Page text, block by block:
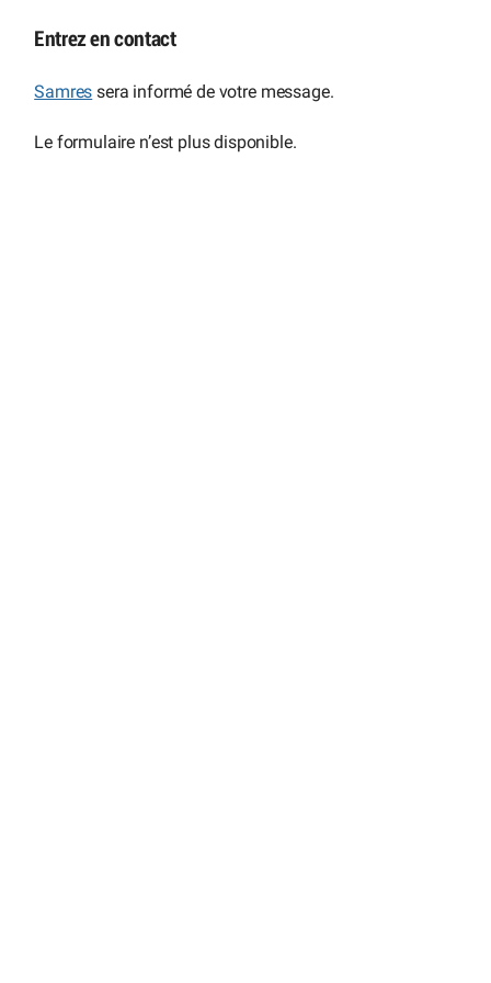
Entrez en contact
Samres sera informé de votre message.
Le formulaire n’est plus disponible.